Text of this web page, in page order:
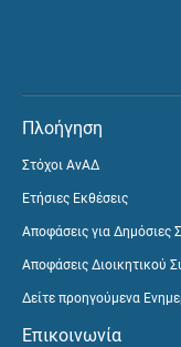
Πλοήγηση
Στόχοι ΑνΑΔ
Ετήσιες Εκθέσεις
Αποφάσεις για Δημόσιες
Αποφάσεις Διοικητικού
Δείτε προηγούμενα
Επικοινωνία